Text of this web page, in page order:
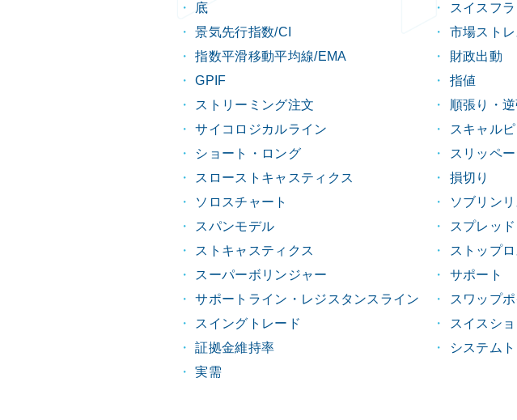
底
スイスフラ
景気先行指数/CI
市場スト
指数平滑移動平均線/EMA
財政出動
GPIF
指値
ストリーミング注文
順張り・逆
サイコロジカルライン
スキャル
ショート・ロング
スリッペー
スローストキャスティクス
損切り
ソロスチャート
ソブリン
スパンモデル
スプレッド
ストキャスティクス
ストップロ
スーパーボリンジャー
サポート
サポートライン・レジスタンスライン
スワップポ
スイングトレード
スイスショ
証拠金維持率
システム
実需